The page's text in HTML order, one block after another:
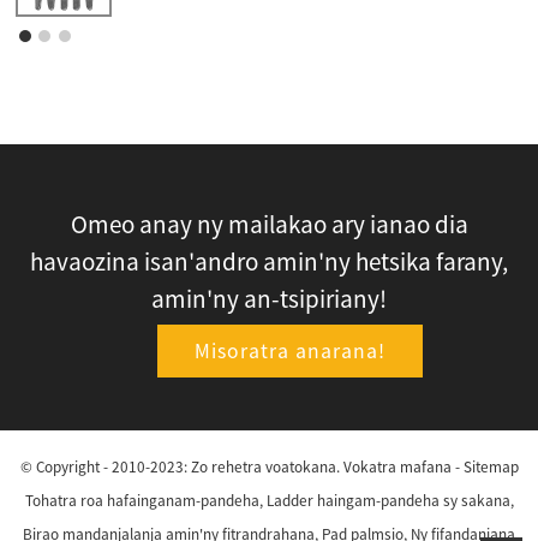
Omeo anay ny mailakao ary ianao dia
havaozina isan'andro amin'ny hetsika farany,
amin'ny an-tsipiriany!
Misoratra anarana!
© Copyright - 2010-2023: Zo rehetra voatokana. Vokatra mafana -Sitemap
Tohatra roa hafainganam-pandeha, Ladder haingam-pandeha sy sakana,
Birao mandanjalanja amin'ny fitrandrahana, Pad palmsio, Ny fifandanjana